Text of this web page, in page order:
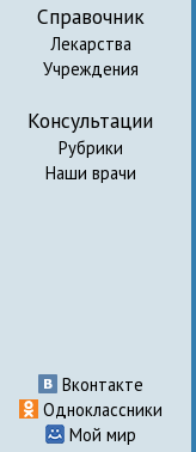
Справочник
Лекарства
Учреждения
Консультации
Рубрики
Наши врачи
Вконтакте
Одноклассники
Мой мир